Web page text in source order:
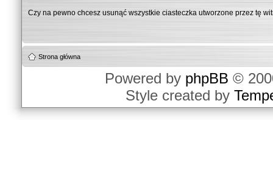
Czy na pewno chcesz usunąć wszystkie ciasteczka utworzone przez tę
Strona główna
Powered by phpBB ©
Style created by